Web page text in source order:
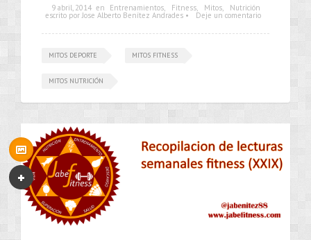
9 abril, 2014 en Entrenamientos, Fitness, Mitos, Nutrición
escrito por Jose Alberto Benítez Andrades • Deje un comentario
MITOS DEPORTE MITOS FITNESS
MITOS NUTRICIÓN